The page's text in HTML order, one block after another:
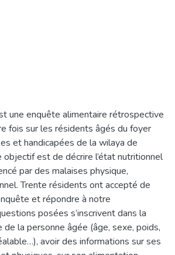
une enquête alimentaire rétrospective
fois sur les résidents âgés du foyer
et handicapées de la wilaya de
est de décrire l’état nutritionnel
par des malaises physique,
Trente résidents ont accepté de
et répondre à notre
posées s’inscrivent dans la
la personne âgée (âge, sexe, poids,
avoir des informations sur ses